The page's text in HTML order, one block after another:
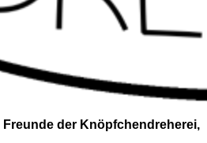
der Knöpfchendreherei,